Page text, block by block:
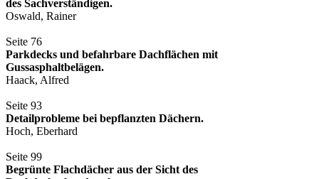
des Sachverständigen.
Oswald, Rainer
Seite 76
Parkdecks und befahrbare Dachflächen mit
Gussasphaltbelägen.
Haack, Alfred
Seite 93
Detailprobleme bei bepflanzten Dächern.
Hoch, Eberhard
Seite 99
Begrünte Flachdächer aus der Sicht des